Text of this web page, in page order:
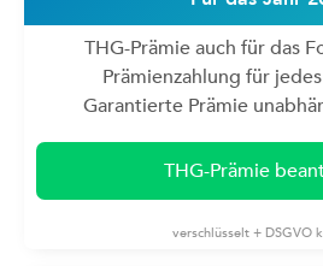
THG-Prämie auch für das
Prämienzahlung für
Garantierte Prämie
THG-Prämie
verschlüsselt + DSGVO